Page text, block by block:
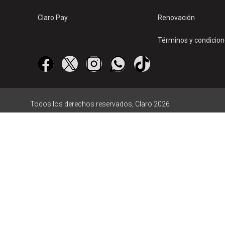
Claro Pay Renovación
Términos y
Todos los derechos reservados, Claro 2026